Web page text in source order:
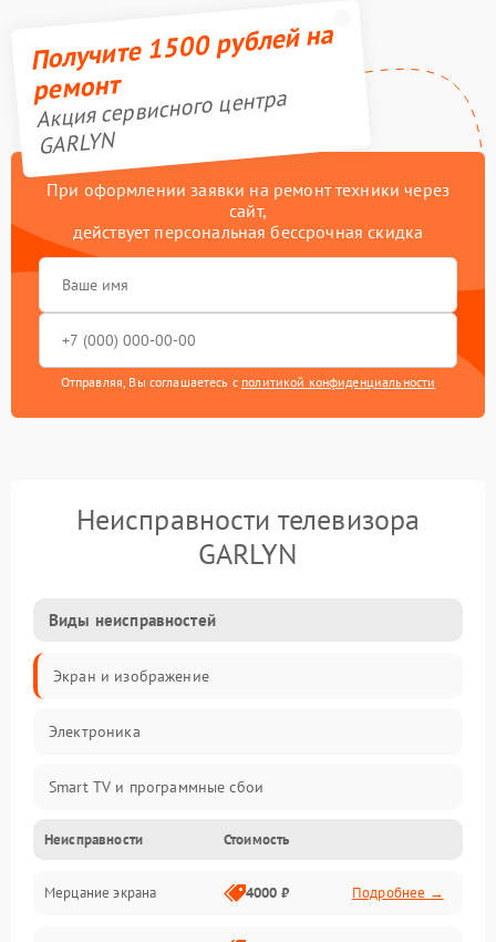
Получите 1500 рублей на
ремонт
Акция сервисного центра
GARLYN
При оформлении заявки на ремонт техники через
сайт,
действует персональная бессрочная скидка
Отправляя, Вы соглашаетесь с политикой конфиденциальности
Неисправности телевизора
GARLYN
Виды неисправностей
Экран и изображение
Электроника
Smart TV и программные сбои
Питание и запуск
Подсветка и LED-модули
Неисправности Стоимость
Мерцание экрана 4000 ₽ Подробнее →